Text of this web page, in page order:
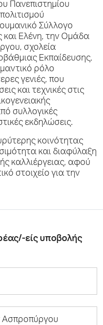
Πανεπιστημίου
Σύλλογο
και Ελένη, την Ομάδα
σχολεία
Εκπαίδευσης,
ρόλο
γενιές, που
και τεχνικές στις
συλλογικές
εκδηλώσεις.
κοινότητας
και διαφύλαξη
καλλιέργειας, αφού
στοιχείο για την
είς υποβολής
Ασπροπύργου